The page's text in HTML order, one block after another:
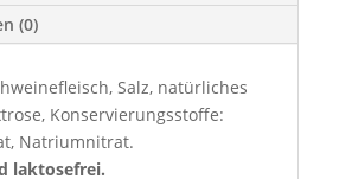
(0)
Salz, natürliches
Konservierungsstoffe:
Natriumnitrat.
laktosefrei.